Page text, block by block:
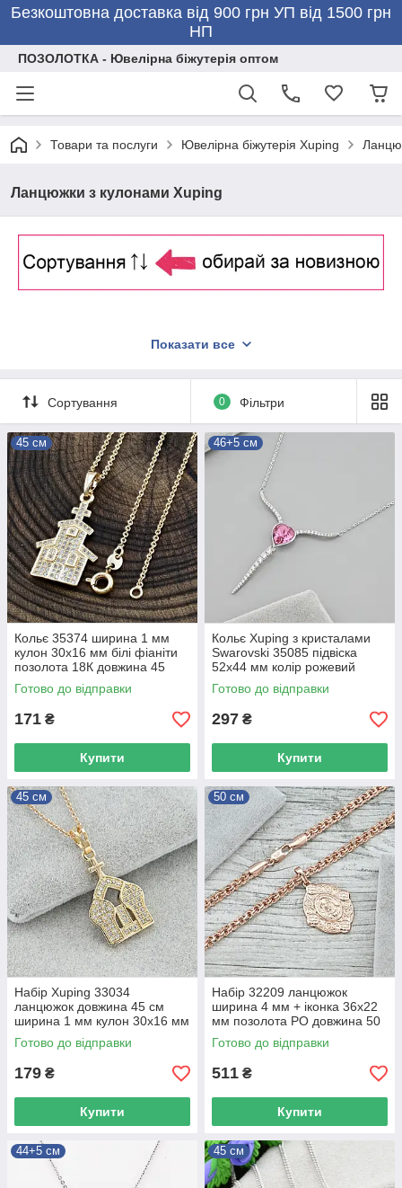
Безкоштовна доставка від 900 грн УП від 1500 грн
НП
ПОЗОЛОТКА - Ювелірна біжутерія оптом
Товари та послуги Ювелірна біжутерія Xuping
Ланцюжки з кулонами Xuping
Показати все
Сортування 0 Фільтри
45 см
Кольє 35374 ширина 1 мм
кулон 30х16 мм білі фіаніти
позолота 18К довжина 45
Готово до відправки
171 ₴
Купити
46+5 см
Кольє Xuping з кристалами
Swarovski 35085 підвіска
52х44 мм колір рожевий
позолота Біле Золото
довжина 46+5
Готово до відправки
297 ₴
Купити
45 см
Набір Xuping 33034
ланцюжок довжина 45 см
ширина 1 мм кулон 30х16 мм
білі фіаніти позолота 18К
довжина 45
Готово до відправки
179 ₴
Купити
50 см
Набір 32209 ланцюжок
ширина 4 мм + іконка 36х22
мм позолота РО довжина 50
Готово до відправки
511 ₴
Купити
44+5 см 45 см